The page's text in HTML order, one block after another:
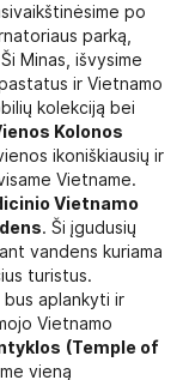
po
parką,
Minas, išvysime
ir Vietnamo
kolekciją bei
Kolonos
ikoniškiausių ir
Vietname.
Vietnamo
. Ši įgudusių
vandens kuriama
turistus.
aplankyti ir
Vietnamo
(Temple of
vieną